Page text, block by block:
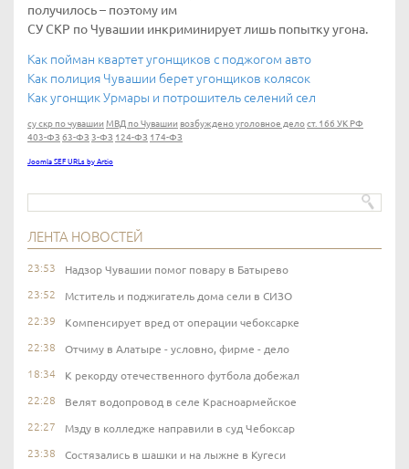
получилось – поэтому им
СУ СКР по Чувашии инкриминирует лишь попытку угона.
Как пойман квартет угонщиков с поджогом авто
Как полиция Чувашии берет угонщиков колясок
Как угонщик Урмары и потрошитель селений сел
су скр по чувашии МВД по Чувашии возбуждено уголовное делост. 166 УК РФ
403-ФЗ 63-ФЗ 3-ФЗ 124-ФЗ 174-ФЗ
Joomla SEF URLs by Artio
ЛЕНТА НОВОСТЕЙ
23:53 Надзор Чувашии помог повару в Батырево
23:52 Мститель и поджигатель дома сели в СИЗО
22:39 Компенсирует вред от операции чебоксарке
22:38 Отчиму в Алатыре - условно, фирме - дело
18:34 К рекорду отечественного футбола добежал
22:28 Велят водопровод в селе Красноармейское
22:27 Мзду в колледже направили в суд Чебоксар
23:38 Состязались в шашки и на лыжне в Кугеси